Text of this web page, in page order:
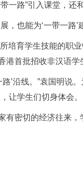
一路”引入课堂，还
，也能为‘一带一路
培育学生技能的职
港首批招收非汉语
’沿线。”袁国明说
让学生们切身体会。
有密切的经济往来